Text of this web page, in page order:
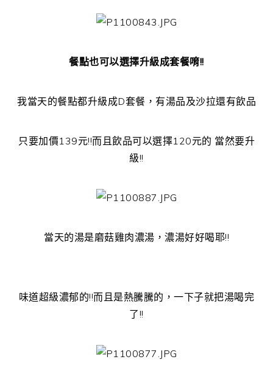
餐點也可以選擇升級成套餐唷!!
我當天的餐點都升級成D套餐，有湯品及沙拉還有飲品
只要加價139元!!而且飲品可以選擇120元的 當然要升
級!!
當天的湯是磨菇雞肉濃湯，濃湯好好喝耶!!
味道超級濃郁的!!而且是熱騰騰的，一下子就把湯喝完
了!!